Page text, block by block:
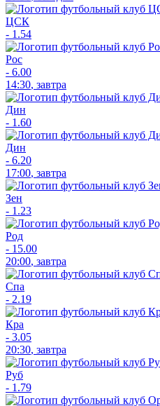
ЦСК
- 1.54
Рос
- 6.00
14:30, завтра
Дин
- 1.60
Дин
- 6.20
17:00, завтра
Зен
- 1.23
Род
- 15.00
20:00, завтра
Спа
- 2.19
Кра
- 3.05
20:30, завтра
Руб
- 1.79